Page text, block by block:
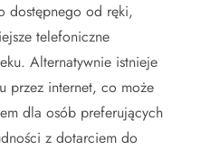
dostępnego od ręki,
telefoniczne
Alternatywnie istnieje
przez internet, co może
dla osób preferujących
z dotarciem do